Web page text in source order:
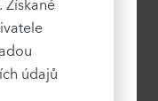
Získané
údajů